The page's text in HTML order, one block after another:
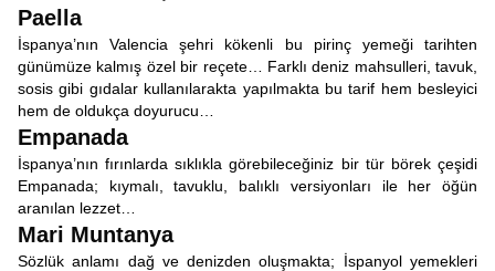
Paella
İspanya’nın Valencia şehri kökenli bu pirinç yemeği tarihten
günümüze kalmış özel bir reçete… Farklı deniz mahsulleri, tavuk,
sosis gibi gıdalar kullanılarakta yapılmakta bu tarif hem besleyici
hem de oldukça doyurucu…
Empanada
İspanya’nın fırınlarda sıklıkla görebileceğiniz bir tür börek çeşidi
Empanada; kıymalı, tavuklu, balıklı versiyonları ile her öğün
aranılan lezzet…
Mari Muntanya
Sözlük anlamı dağ ve denizden oluşmakta; İspanyol yemekleri